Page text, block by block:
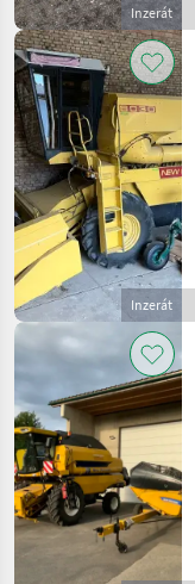
Inzerát
Inzerát